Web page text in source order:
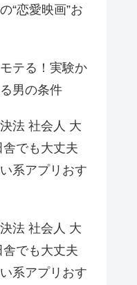
“恋愛映画”お
テる！実験か
男の条件
法 社会人 大
でも大丈夫
系アプリおす
法 社会人 大
でも大丈夫
系アプリおす